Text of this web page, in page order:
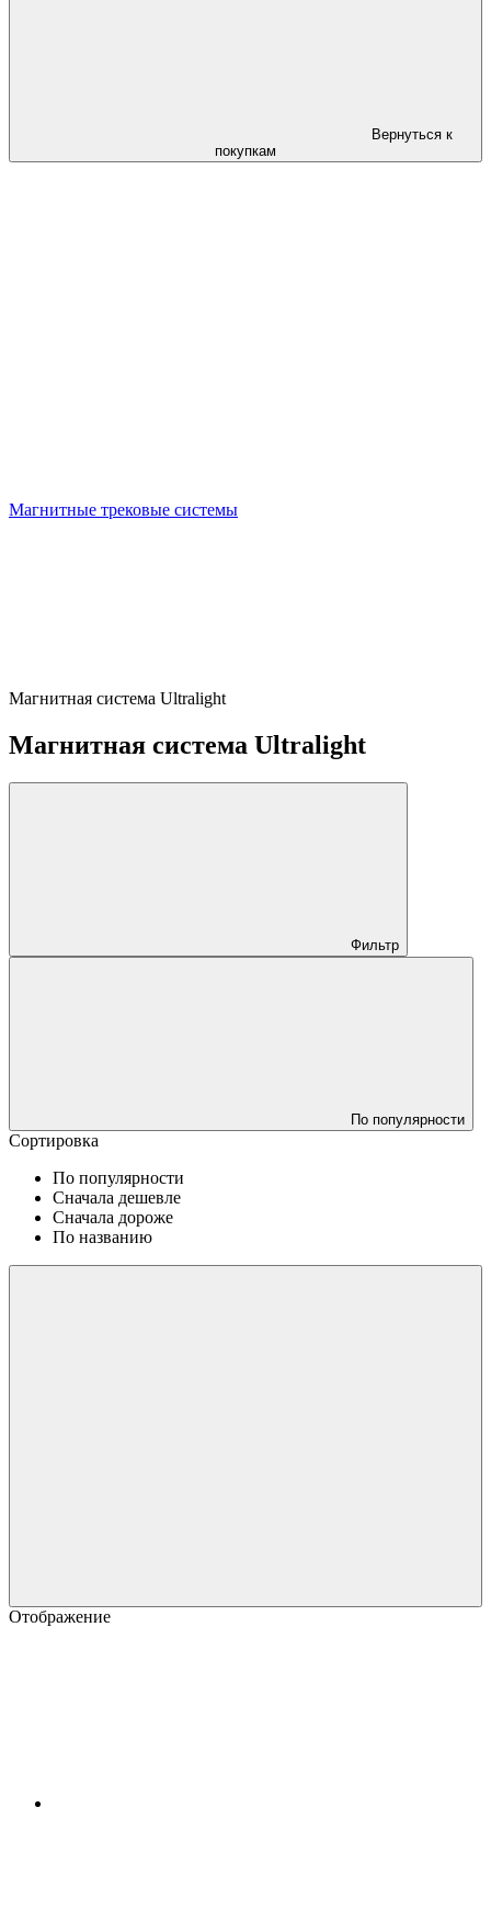
Вернуться к
покупкам
Магнитные трековые системы
Магнитная система Ultralight
Магнитная система Ultralight
Фильтр
По популярности
Сортировка
По популярности
Сначала дешевле
Сначала дороже
По названию
Отображение